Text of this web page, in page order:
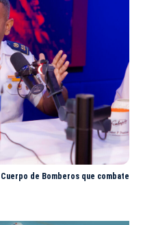
de Bomberos que combate